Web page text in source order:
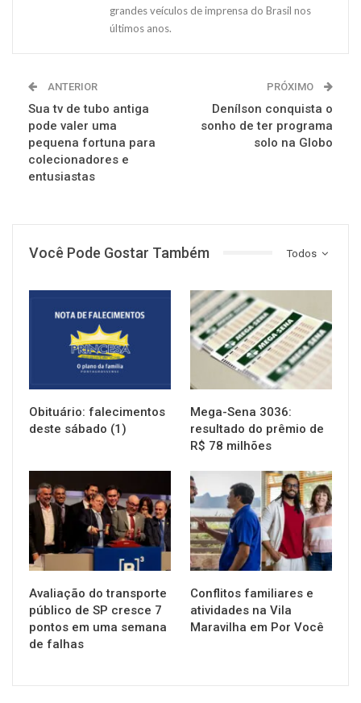
grandes veículos de imprensa do Brasil nos
últimos anos.
ANTERIOR
Sua tv de tubo antiga
pode valer uma
pequena fortuna para
colecionadores e
entusiastas
PRÓXIMO
Denílson conquista o
sonho de ter programa
solo na Globo
Todos
Você Pode Gostar Também
Obituário: falecimentos
deste sábado (1)
NOTÍCIAS
Mega-Sena 3036:
resultado do prêmio de
R$ 78 milhões
NOTÍCIAS
Avaliação do transporte
público de SP cresce 7
pontos em uma semana
de falhas
NOTÍCIAS
Conflitos familiares e
atividades na Vila
Maravilha em Por Você